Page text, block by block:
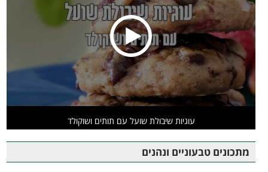
עוגיות שיבולת שועל עם תותים ושוקולד
מתכונים טבעוניים ונהנים